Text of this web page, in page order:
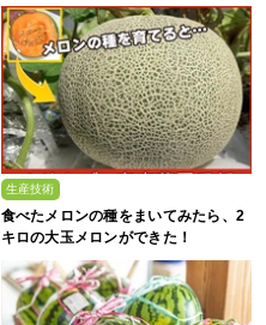
生産技術
食べたメロンの種をまいてみたら、2
キロの大玉メロンができた！